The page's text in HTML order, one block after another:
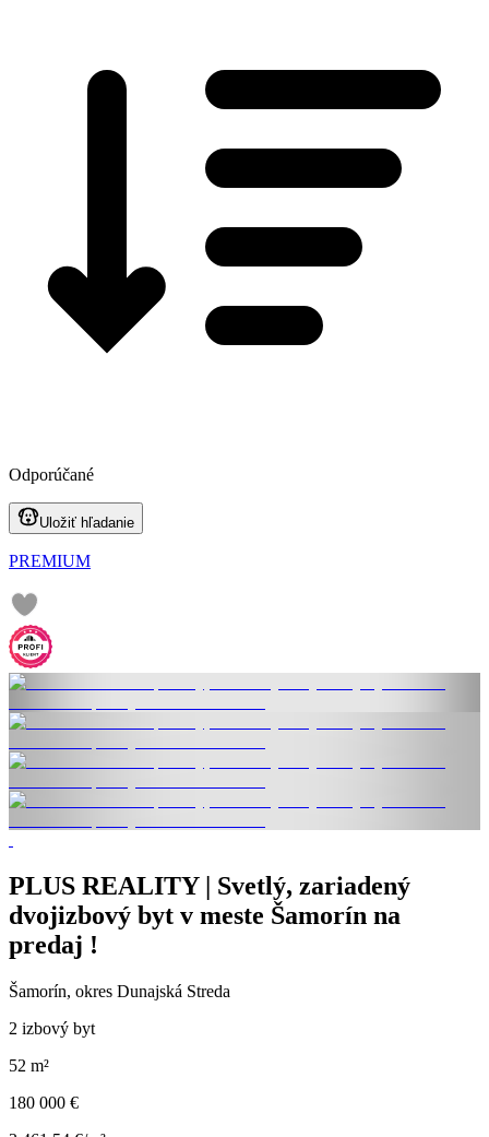
Odporúčané
Uložiť hľadanie
PREMIUM
PLUS REALITY | Svetlý, zariadený
dvojizbový byt v meste Šamorín na
predaj !
Šamorín, okres Dunajská Streda
2 izbový byt
52 m²
180 000 €